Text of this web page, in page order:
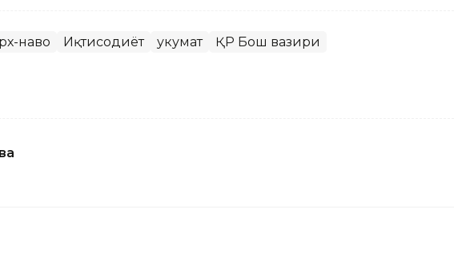
наво Иқтисодиёт Ҳукумат ҚР Бош вазири